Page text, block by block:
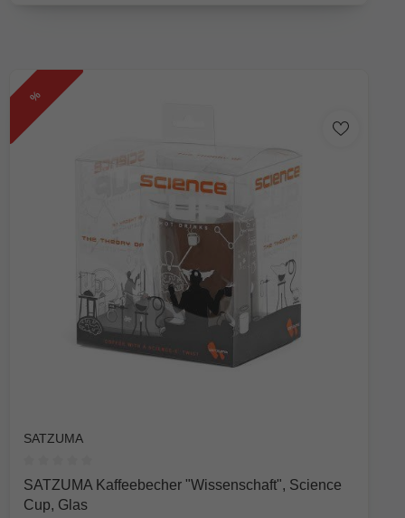
%
SATZUMA
Durchschnittliche Bewertung von 0 von 5 Sternen
SATZUMA Kaffeebecher "Wissenschaft", Science
Cup, Glas